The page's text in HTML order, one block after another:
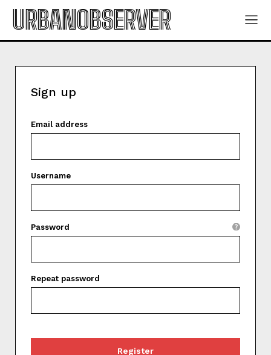
URBANOBSERVER
Sign up
Email address
Username
Password
Repeat password
Register